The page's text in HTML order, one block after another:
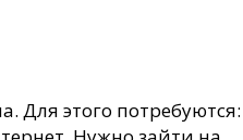
Для этого потребуются: